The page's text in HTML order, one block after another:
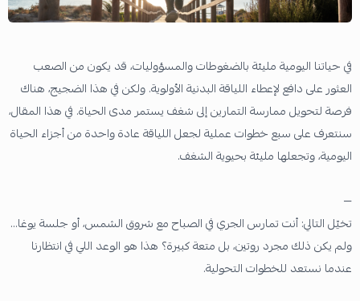
في حياتنا اليومية مليئة بالضغوطات والمسؤوليات، قد يكون من الصعب
العثور على دافع لإعطاء اللياقة البدنية الأولوية. ولكن في هذا الضجيج، هناك
فرصة لتحويل ممارسة التمارين إلى شغف يستمر مدى الحياة. في هذا المقال،
سنتعرف على سبع خطوات عملية لجعل اللياقة عادة واحدة من أجزاء الحياة
اليومية، وتجعلها مليئة بحيوية الشغف.
—
تخيّل التالي: أنت تمارس الجري في الصباح مع شروق الشمس، أو جلسة يوغا...
ولم يكن ذلك مجرد روتين، بل متعة كبيرة؟ هذا هو الوعد اللي في انتظارنا
عندما نستعد للخطوات التحولية.